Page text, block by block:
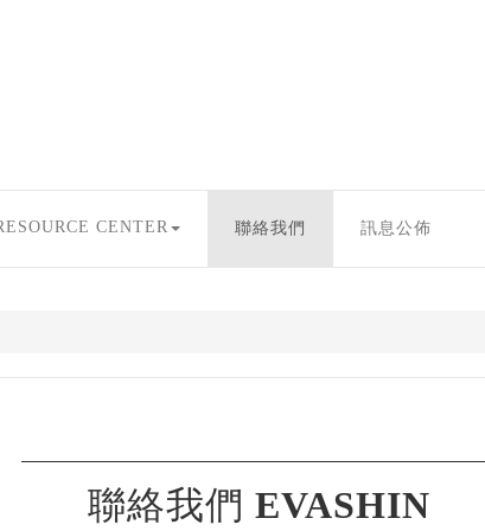
CENTER 聯絡我們 訊息公佈
聯絡我們 EVASHIN